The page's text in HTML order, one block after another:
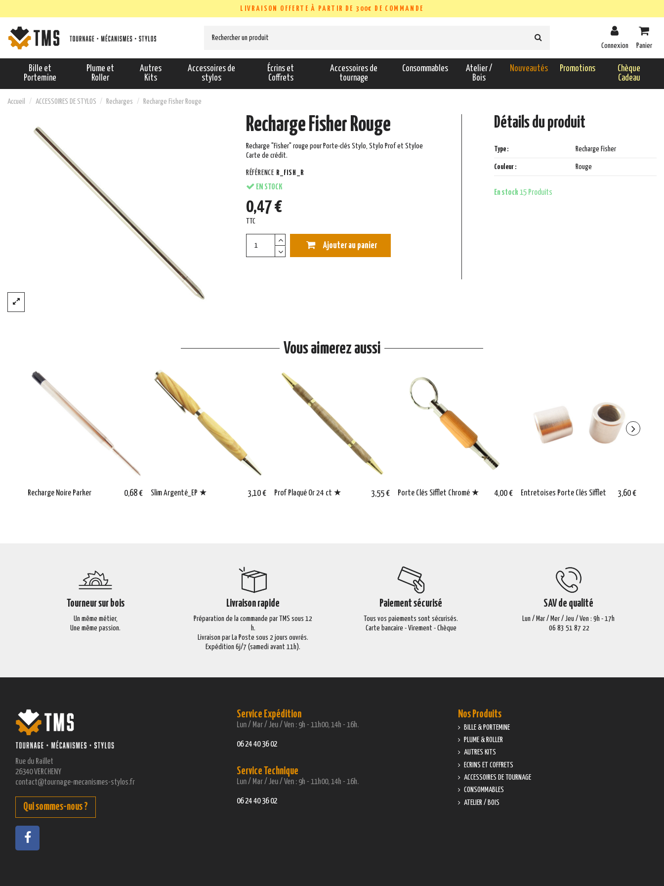
LIVRAISON OFFERTE À PARTIR DE 300€ DE COMMANDE
Connexion Panier
Bille et
Portemine
Plume et
Roller
Autres
Kits
Accessoires de
stylos
Écrins et
Coffrets
Accessoires de
tournage
Consommables
Atelier /
Bois
Nouveautés Promotions
Chèque
Cadeau
Accueil ACCESSOIRES DE STYLOS Recharges Recharge Fisher Rouge
Recharge Fisher Rouge
Recharge "Fisher" rouge pour Porte-clés Stylo, Stylo Prof et Styloe
Carte de crédit.
RÉFÉRENCE R_FISH_R
EN STOCK
0,47 €
TTC
Ajouter au panier
Détails du produit
Type : Recharge Fisher
Couleur : Rouge
En stock 15 Produits
Vous aimerez aussi
Recharge Noire Parker 0,68 € Slim Argenté_EP ★ 3,10 € Prof Plaqué Or 24 ct ★ 3,55 € Porte Clés Sifflet Chromé ★ 4,00 € Entretoises Porte Clés Sifflet 3,60 €
Tourneur sur bois
Un même métier,
Une même passion.
Livraison rapide
Préparation de la commande par TMS sous 12
h.
Livraison par La Poste sous 2 jours ouvrés.
Expédition 6j/7 (samedi avant 11h).
Paiement sécurisé
Tous vos paiements sont sécurisés.
Carte bancaire - Virement - Chèque
SAV de qualité
Lun / Mar / Mer / Jeu / Ven : 9h - 17h
06 83 51 87 22
Rue du Raillet
26340 VERCHENY
contact@tournage-mecanismes-stylos.fr
Qui sommes-nous ?
Service Expédition
Lun / Mar / Jeu / Ven : 9h - 11h00, 14h - 16h.
06 24 40 36 02
Service Technique
Lun / Mar / Jeu / Ven : 9h - 11h00, 14h - 16h.
06 24 40 36 02
Nos Produits
BILLE & PORTEMINE
PLUME & ROLLER
AUTRES KITS
ECRINS ET COFFRETS
ACCESSOIRES DE TOURNAGE
CONSOMMABLES
ATELIER / BOIS